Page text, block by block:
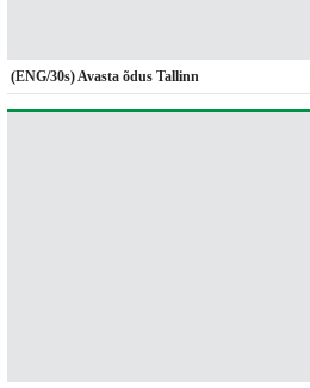
(ENG/30s) Avasta õdus Tallinn